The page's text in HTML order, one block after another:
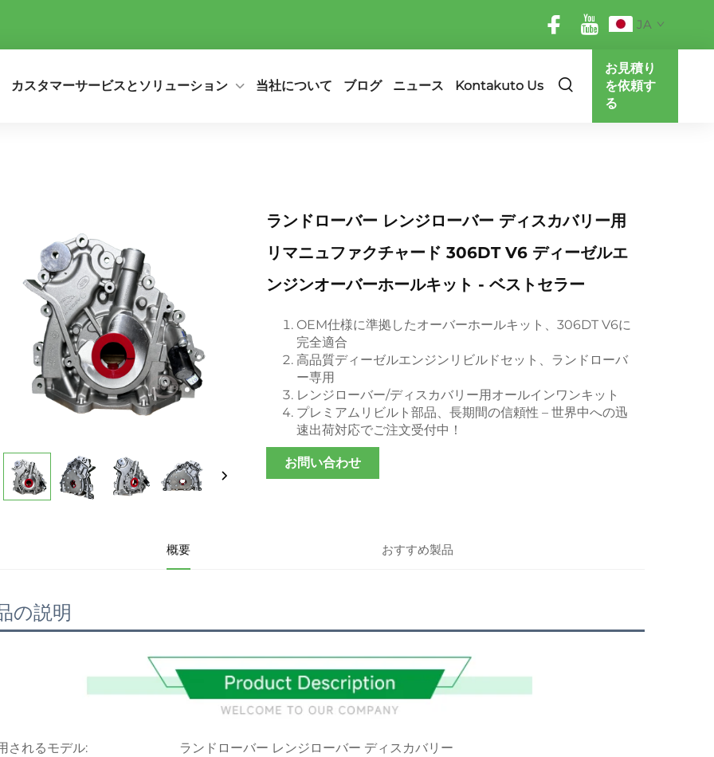
JA
カスタマーサービスとソリューション 当社について ブログ ニュース Kontakuto Us
お見積り
を依頼す
る
ランドローバー レンジローバー ディスカバリー用
リマニュファクチャード 306DT V6 ディーゼルエ
ンジンオーバーホールキット - ベストセラー
OEM仕様に準拠したオーバーホールキット、306DT V6に
完全適合
高品質ディーゼルエンジンリビルドセット、ランドローバ
ー専用
レンジローバー/ディスカバリー用オールインワンキット
プレミアムリビルト部品、長期間の信頼性 – 世界中への迅
速出荷対応でご注文受付中！
お問い合わせ
概要 おすすめ製品
の説明
されるモデル:
ランドローバー レンジローバー ディスカバリー